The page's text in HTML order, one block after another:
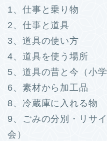
1、仕事と乗り物
2、仕事と道具
3、道具の使い方
4、道具を使う場所
5、道具の昔と今（小
6、素材から加工品
8、冷蔵庫に入れる物
9、ごみの分別・リサ
会）